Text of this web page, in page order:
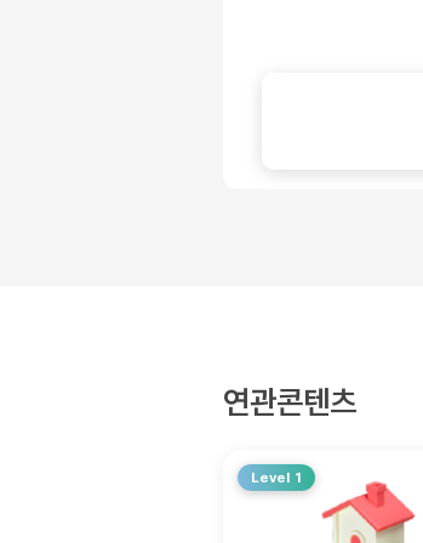
연관콘텐츠
Level 1